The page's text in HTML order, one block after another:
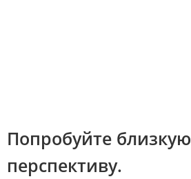
Попробуйте близкую
перспективу.